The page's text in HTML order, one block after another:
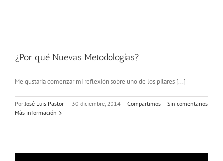
¿Por qué Nuevas Metodologías?
Me gustaría comenzar mi reflexión sobre uno de los pilares [...]
Por José Luis Pastor | 30 diciembre, 2014 | Compartimos | Sin comentarios
Más información